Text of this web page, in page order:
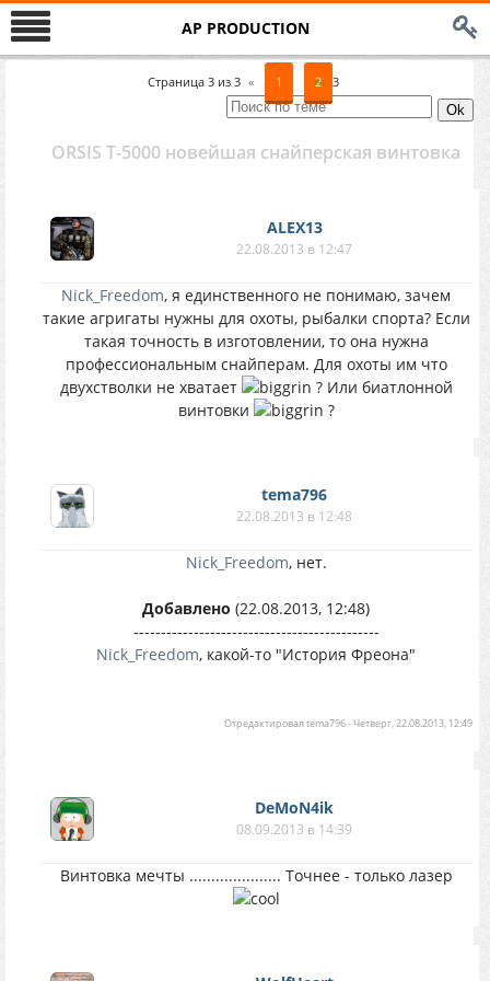
AP PRODUCTION
Страница 3 из 3 « 1 2 3
ORSIS Т-5000 новейшая снайперская винтовка
ALEX13
22.08.2013 в 12:47
Nick_Freedom, я единственного не понимаю, зачем
такие агригаты нужны для охоты, рыбалки спорта? Если
такая точность в изготовлении, то она нужна
профессиональным снайперам. Для охоты им что
двухстволки не хватает
? Или биатлонной
винтовки
?
tema796
22.08.2013 в 12:48
Nick_Freedom, нет.
Добавлено (22.08.2013, 12:48)
---------------------------------------------
Nick_Freedom, какой-то "История Фреона"
Отредактировалtema796-Четверг, 22.08.2013, 12:49
DeMoN4ik
08.09.2013 в 14:39
Винтовка мечты ..................... Точнее - только лазер